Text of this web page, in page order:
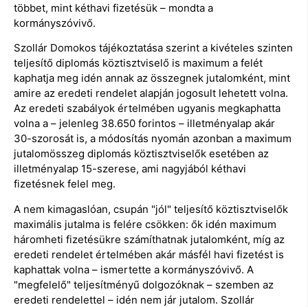
többet, mint kéthavi fizetésük – mondta a
kormányszóvivő.
Szollár Domokos tájékoztatása szerint a kivételes szinten
teljesítő diplomás köztisztviselő is maximum a felét
kaphatja meg idén annak az összegnek jutalomként, mint
amire az eredeti rendelet alapján jogosult lehetett volna.
Az eredeti szabályok értelmében ugyanis megkaphatta
volna a – jelenleg 38.650 forintos – illetményalap akár
30-szorosát is, a módosítás nyomán azonban a maximum
jutalomösszeg diplomás köztisztviselők esetében az
illetményalap 15-szerese, ami nagyjából kéthavi
fizetésnek felel meg.
A nem kimagaslóan, csupán "jól" teljesítő köztisztviselők
maximális jutalma is felére csökken: ők idén maximum
háromheti fizetésükre számíthatnak jutalomként, míg az
eredeti rendelet értelmében akár másfél havi fizetést is
kaphattak volna – ismertette a kormányszóvivő. A
"megfelelő" teljesítményű dolgozóknak – szemben az
eredeti rendelettel – idén nem jár jutalom. Szollár